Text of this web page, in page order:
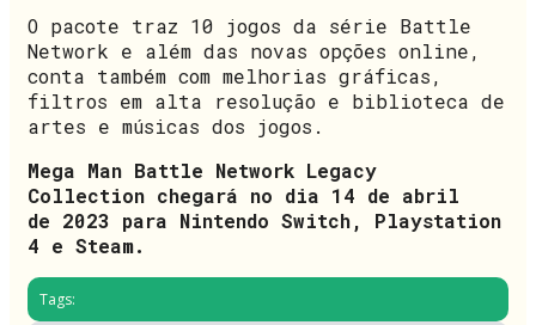
O pacote traz 10 jogos da série Battle
Network e além das novas opções online,
conta também com melhorias gráficas,
filtros em alta resolução e biblioteca de
artes e músicas dos jogos.
Mega Man Battle Network Legacy
Collection chegará no dia 14 de abril
de 2023 para Nintendo Switch, Playstation
4 e Steam.
Tags: